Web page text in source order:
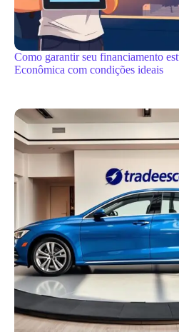
Como garantir seu financiamento
Econômica com condições ideais